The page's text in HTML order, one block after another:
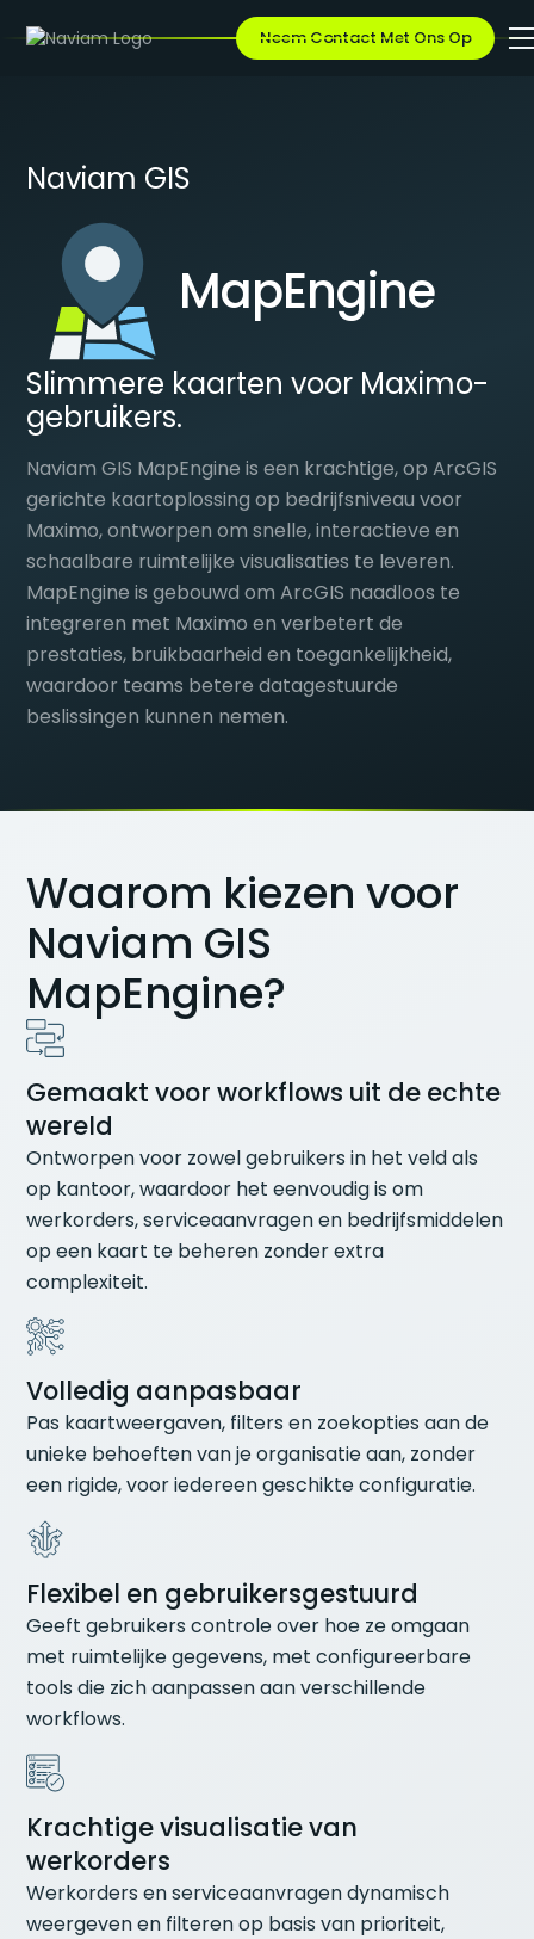
Neem Contact Met Ons Op
Naviam GIS
MapEngine
Slimmere kaarten voor Maximo-
gebruikers.
Naviam GIS MapEngine is een krachtige, op ArcGIS
gerichte kaartoplossing op bedrijfsniveau voor
Maximo, ontworpen om snelle, interactieve en
schaalbare ruimtelijke visualisaties te leveren.
MapEngine is gebouwd om ArcGIS naadloos te
integreren met Maximo en verbetert de
prestaties, bruikbaarheid en toegankelijkheid,
waardoor teams betere datagestuurde
beslissingen kunnen nemen.
Waarom kiezen voor
Naviam GIS
MapEngine?
Gemaakt voor workflows uit de echte
wereld
Ontworpen voor zowel gebruikers in het veld als
op kantoor, waardoor het eenvoudig is om
werkorders, serviceaanvragen en bedrijfsmiddelen
op een kaart te beheren zonder extra
complexiteit.
Volledig aanpasbaar
Pas kaartweergaven, filters en zoekopties aan de
unieke behoeften van je organisatie aan, zonder
een rigide, voor iedereen geschikte configuratie.
Flexibel en gebruikersgestuurd
Geeft gebruikers controle over hoe ze omgaan
met ruimtelijke gegevens, met configureerbare
tools die zich aanpassen aan verschillende
workflows.
Krachtige visualisatie van
werkorders
Werkorders en serviceaanvragen dynamisch
weergeven en filteren op basis van prioriteit,